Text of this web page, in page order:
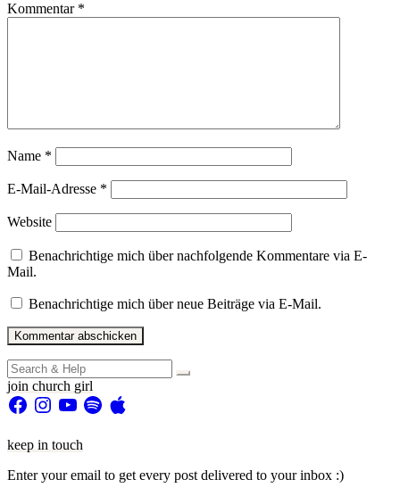
Kommentar *
Name *
E-Mail-Adresse *
Website
Benachrichtige mich über nachfolgende Kommentare via E-
Mail.
Benachrichtige mich über neue Beiträge via E-Mail.
Search
for:
join church girl
FacebookInstagram
YouTubeSpotifyApple
keep in touch
Enter your email to get every post delivered to your inbox :)